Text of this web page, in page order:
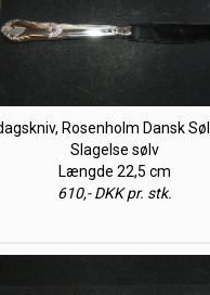
Rosenholm Dansk
Slagelse sølv
Længde 22,5 cm
610,- DKK pr. stk.